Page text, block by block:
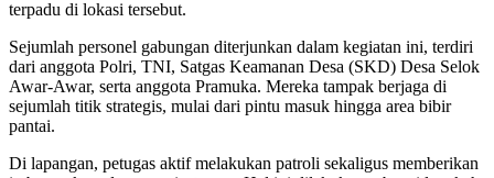
terpadu di lokasi tersebut.
Sejumlah personel gabungan diterjunkan dalam kegiatan ini, terdiri
dari anggota Polri, TNI, Satgas Keamanan Desa (SKD) Desa Selok
Awar-Awar, serta anggota Pramuka. Mereka tampak berjaga di
sejumlah titik strategis, mulai dari pintu masuk hingga area bibir
pantai.
Di lapangan, petugas aktif melakukan patroli sekaligus memberikan